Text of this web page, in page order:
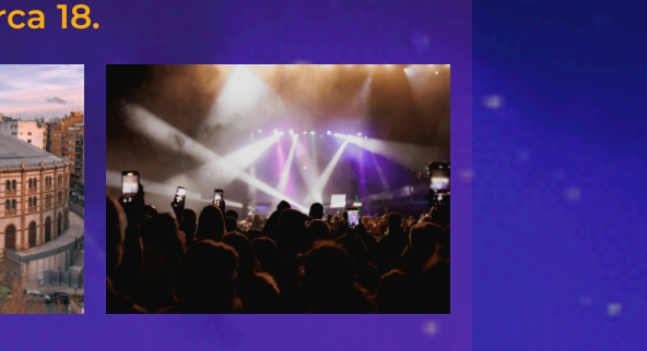
18.